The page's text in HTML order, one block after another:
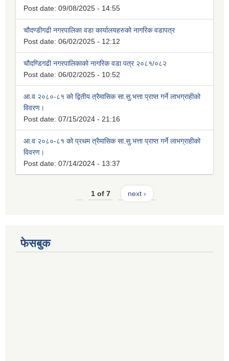
Post date: 09/08/2025 - 14:55
चौदण्डीगढी नगरपालिका वडा कार्यालयहरुको नागरिक वडापत्र
Post date: 06/02/2025 - 12:12
चौदण्डिगढी नगरपालिकाको नागरिक वडा पत्र २०८१/०८२
Post date: 06/02/2025 - 10:52
आ.व २०८०-८१ को द्वितीय त्रैमासिक सा.सु.भत्ता प्राप्त गर्ने लाभग्राहीको
विवरण।
Post date: 07/15/2024 - 21:16
आ.व २०८०-८१ को प्रथम त्रैमासिक सा.सु.भत्ता प्राप्त गर्ने लाभग्राहीको
विवरण।
Post date: 07/14/2024 - 13:37
1 of 7 next ›
फेसबुक